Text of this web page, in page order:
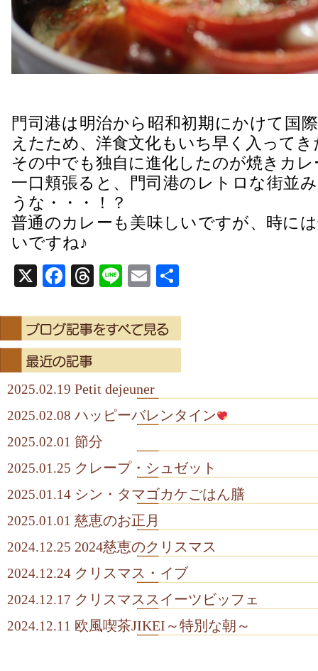
門司港は明治から昭和初期にかけて国
えたため、洋食文化もいち早く入って
その中でも独自に進化したのが焼きカ
一口頬張ると、門司港のレトロな街並
うな・・・！？
普通のカレーも美味しいですが、時に
いですね♪
X Facebook
Threads
LineEmail
2025.02.19 Petit dejeuner
2025.02.08 ハッピーバレンタイン
2025.02.01 節分
2025.01.25 クレープ・シュゼット
2025.01.14 シン・タマゴカケごはん膳
2025.01.01 慈恵のお正月
2024.12.25 2024慈恵のクリスマス
2024.12.24 クリスマス・イブ
2024.12.17 クリスマススイーツビッフェ
2024.12.11 欧風喫茶JIKEI～特別な朝～